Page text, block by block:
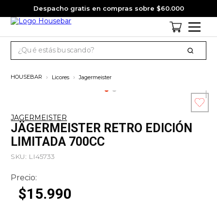
Despacho gratis en compras sobre $60.000
3.
jagermeister
4.
pack
5.
miniatura
7.
whisky
Licores Jagermeister
JAGERMEISTER
JÄGERMEISTER RETRO EDICIÓN
LIMITADA 700CC
SKU: LI45733
Precio:
$15.990